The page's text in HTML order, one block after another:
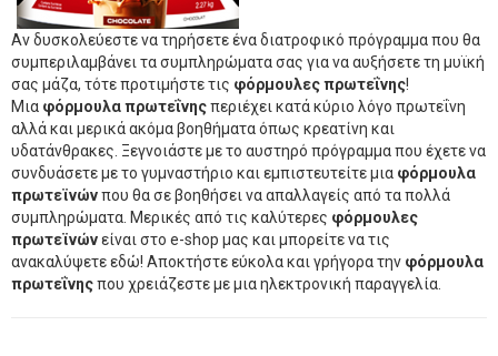
Αν δυσκολεύεστε να τηρήσετε ένα διατροφικό πρόγραμμα που θα
συμπεριλαμβάνει τα συμπληρώματα σας για να αυξήσετε τη μυϊκή
σας μάζα, τότε προτιμήστε τις φόρμουλες πρωτεΐνης!
Μια φόρμουλα πρωτεΐνηςπεριέχει κατά κύριο λόγο πρωτεΐνη
αλλά και μερικά ακόμα βοηθήματα όπως κρεατίνη και
υδατάνθρακες. Ξεγνοιάστε με το αυστηρό πρόγραμμα που έχετε να
συνδυάσετε με το γυμναστήριο και εμπιστευτείτε μια φόρμουλα
πρωτεϊνώνπου θα σε βοηθήσει να απαλλαγείς από τα πολλά
συμπληρώματα. Μερικές από τις καλύτερες φόρμουλες
πρωτεϊνώνείναι στο e-shop μας και μπορείτε να τις
ανακαλύψετε εδώ! Αποκτήστε εύκολα και γρήγορα την φόρμουλα
πρωτεΐνηςπου χρειάζεστε με μια ηλεκτρονική παραγγελία.